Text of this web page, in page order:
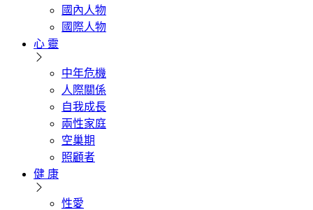
國內人物
國際人物
心 靈
中年危機
人際關係
自我成長
兩性家庭
空巢期
照顧者
健 康
性愛